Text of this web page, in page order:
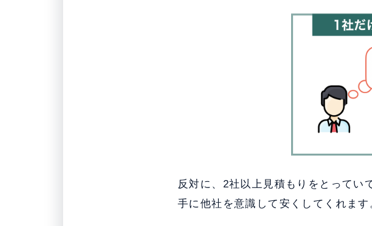
反対に、2社以上見積もりをとってい
手に他社を意識して安くしてくれます